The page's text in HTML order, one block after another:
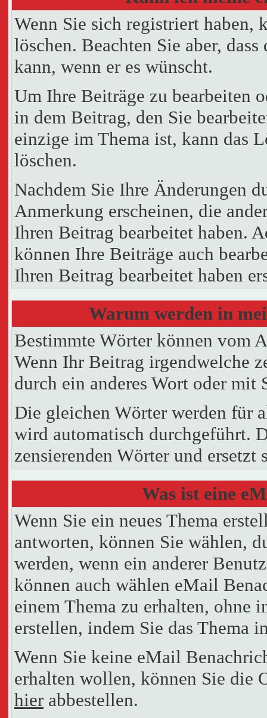
Wenn Sie sich registriert haben,
löschen. Beachten Sie aber,
kann, wenn er es wünscht.
Um Ihre Beiträge zu bearbeiten
in dem Beitrag, den Sie
einzige im Thema ist, kann das
löschen.
Nachdem Sie Ihre Änderungen
Anmerkung erscheinen, die
Ihren Beitrag bearbeitet haben.
können Ihre Beiträge auch
Ihren Beitrag bearbeitet haben
Warum werden in
Bestimmte Wörter können vom
Wenn Ihr Beitrag irgendwelche
durch ein anderes Wort oder mit
Die gleichen Wörter werden für
wird automatisch durchgeführt.
zensierenden Wörter und ersetzt
Was ist eine
Wenn Sie ein neues Thema
antworten, können Sie wählen,
werden, wenn ein anderer
können auch wählen eMail
einem Thema zu erhalten, ohne
erstellen, indem Sie das Thema
Wenn Sie keine eMail
erhalten wollen, können Sie die
hier abbestellen.